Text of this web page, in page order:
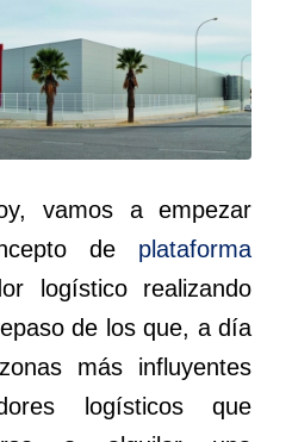
vamos a empezar
de plataforma
logístico realizando
de los que, a día
más influyentes
logísticos que